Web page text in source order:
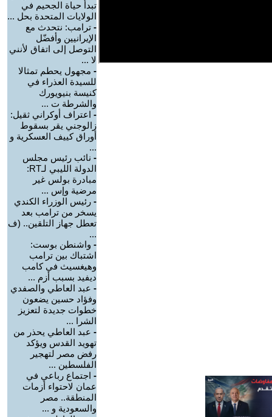
تبدأ حياة الجحيم في
الولايات المتحدة بحل ...
- ترامب: نتحدث مع
الإيرانيين وأفضّل
التوصل إلى اتفاق لأنني
لا ...
- مجهول يحطم تمثالا
للسيدة العذراء في
كنيسة بنيويورك
والشرطة ت ...
- اعتراف أوكراني ثقيل:
زالوجني يقر بسقوط
أوراق كييف العسكرية و
...
- نائب رئيس مجلس
الدولة الليبي لـRT:
مبادرة بولس غير
مرضية وإس ...
- رئيس الوزراء الكندي
يسخر من ترامب بعد
تعطل جهاز التلقين.. (ف
...
- واشنطن بوست:
اشتباك بين ترامب
وهيغسيث في كامب
ديفيد بسبب أزم ...
- عبد العاطي والصفدي
وفؤاد حسين يضعون
خطوات جديدة لتعزيز
الشرا ...
- عبد العاطي يحذر من
تهويد القدس ويؤكد
رفض مصر لتهجير
الفلسطين ...
- اجتماع رباعي في
عمان لاحتواء أزمات
المنطقة.. مصر
والسعودية و ...